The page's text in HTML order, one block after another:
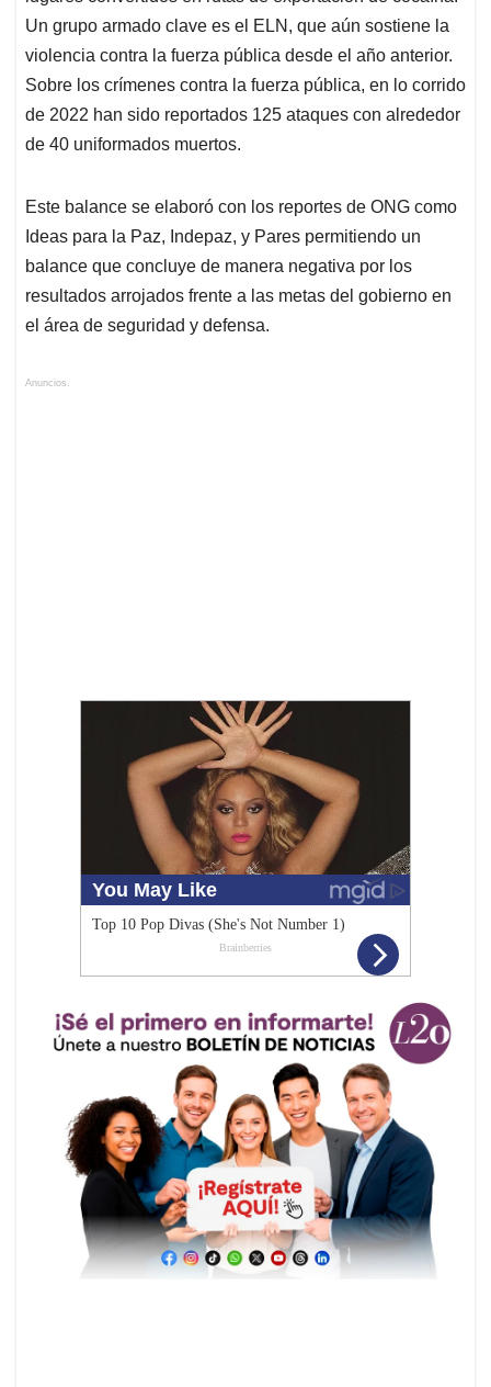
Un grupo armado clave es el ELN, que aún sostiene la
violencia contra la fuerza pública desde el año anterior.
Sobre los crímenes contra la fuerza pública, en lo corrido
de 2022 han sido reportados 125 ataques con alrededor
de 40 uniformados muertos.
Este balance se elaboró con los reportes de ONG como
Ideas para la Paz, Indepaz, y Pares permitiendo un
balance que concluye de manera negativa por los
resultados arrojados frente a las metas del gobierno en
el área de seguridad y defensa.
Anuncios.